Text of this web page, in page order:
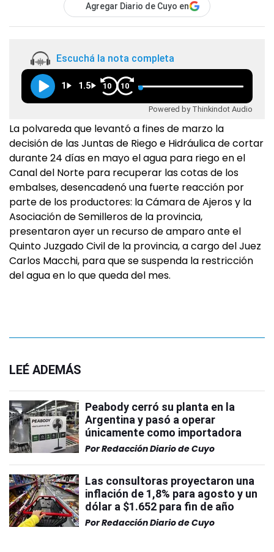
Agregar Diario de Cuyo en
Escuchá la nota completa
1 1.5 10 10
Powered by Thinkindot Audio
La polvareda que levantó a fines de marzo la
decisión de las Juntas de Riego e Hidráulica de cortar
durante 24 días en mayo el agua para riego en el
Canal del Norte para recuperar las cotas de los
embalses, desencadenó una fuerte reacción por
parte de los productores: la Cámara de Ajeros y la
Asociación de Semilleros de la provincia,
presentaron ayer un recurso de amparo ante el
Quinto Juzgado Civil de la provincia, a cargo del Juez
Carlos Macchi, para que se suspenda la restricción
del agua en lo que queda del mes.
LEÉ ADEMÁS
Peabody cerró su planta en la
Argentina y pasó a operar
únicamente como importadora
PorRedacción Diario de Cuyo
Las consultoras proyectaron una
inflación de 1,8% para agosto y un
dólar a $1.652 para fin de año
PorRedacción Diario de Cuyo